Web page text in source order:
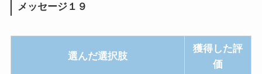
メッセージ１９
選んだ選択肢
獲得した評
価